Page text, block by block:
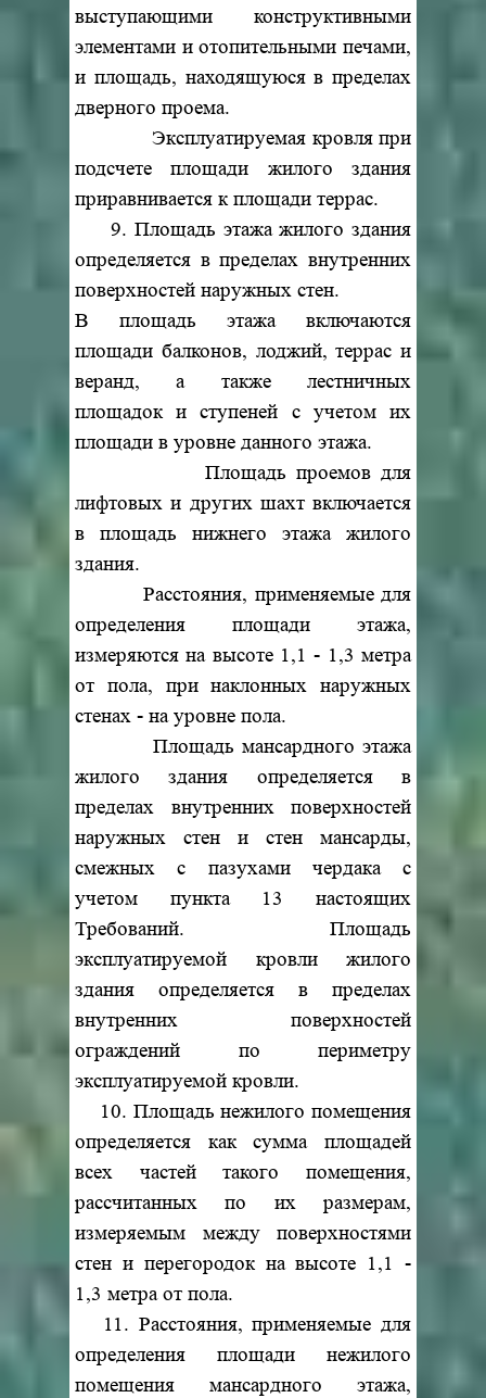
выступающими конструктивными
элементами и отопительными печами,
и площадь, находящуюся в пределах
дверного проема.
Эксплуатируемая кровля при
подсчете площади жилого здания
приравнивается к площади террас.
9. Площадь этажа жилого здания
определяется в пределах внутренних
поверхностей наружных стен.
В площадь этажа включаются
площади балконов, лоджий, террас и
веранд, а также лестничных
площадок и ступеней с учетом их
площади в уровне данного этажа.
Площадь проемов для
лифтовых и других шахт включается
в площадь нижнего этажа жилого
здания.
Расстояния, применяемые для
определения площади этажа,
измеряются на высоте 1,1 - 1,3 метра
от пола, при наклонных наружных
стенах - на уровне пола.
Площадь мансардного этажа
жилого здания определяется в
пределах внутренних поверхностей
наружных стен и стен мансарды,
смежных с пазухами чердака с
учетом пункта 13 настоящих
Требований. Площадь
эксплуатируемой кровли жилого
здания определяется в пределах
внутренних поверхностей
ограждений по периметру
эксплуатируемой кровли.
10. Площадь нежилого помещения
определяется как сумма площадей
всех частей такого помещения,
рассчитанных по их размерам,
измеряемым между поверхностями
стен и перегородок на высоте 1,1 -
1,3 метра от пола.
11. Расстояния, применяемые для
определения площади нежилого
помещения мансардного этажа,